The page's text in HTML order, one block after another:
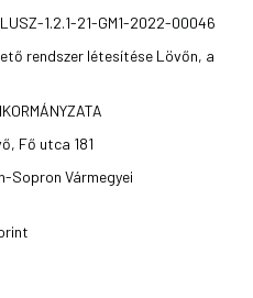
1.2.1-21-GM1-2022-00046
rendszer létesítése Lövőn, a
Fő utca 181
Sopron Vármegyei